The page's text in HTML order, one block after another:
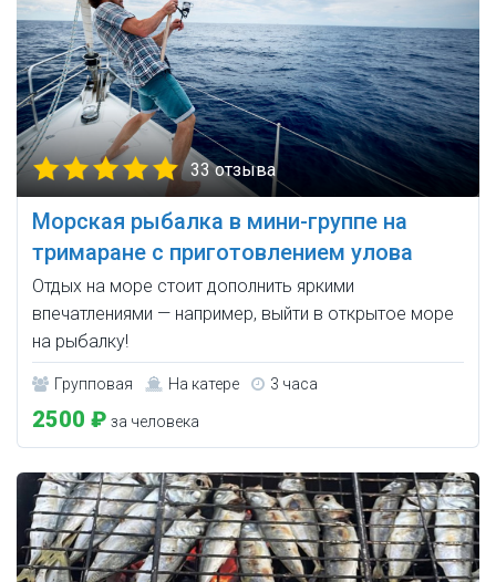
33 отзыва
Морская рыбалка в мини-группе на
тримаране с приготовлением улова
Отдых на море стоит дополнить яркими
впечатлениями — например, выйти в открытое море
на рыбалку!
Групповая На катере 3 часа
2500 ₽ за человека